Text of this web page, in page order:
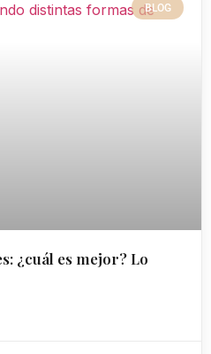
BLOG
¿cuál es mejor? Lo